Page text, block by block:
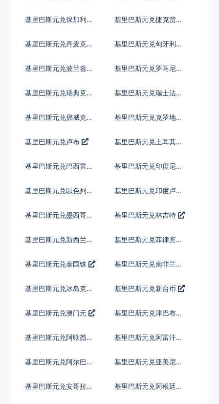
基里巴斯元兑保加利亚
基里巴斯元兑捷克货币
基里巴斯元兑丹麦克朗
基里巴斯元兑匈牙利福
基里巴斯元兑波兰兹罗
基里巴斯元兑罗马尼亚
基里巴斯元兑瑞典克朗 基里巴斯元兑瑞士法郎
基里巴斯元兑挪威克朗
基里巴斯元兑克罗地亚
基里巴斯元兑卢布
基里巴斯元兑土耳其里
基里巴斯元兑巴西雷亚
基里巴斯元兑印度尼西
基里巴斯元兑以色列谢
基里巴斯元兑印度卢比
基里巴斯元兑墨西哥比
基里巴斯元兑林吉特
基里巴斯元兑新西兰元
基里巴斯元兑菲律宾比
基里巴斯元兑泰国铢 基里巴斯元兑南非兰特
基里巴斯元兑冰岛克朗 基里巴斯元兑新台币
基里巴斯元兑澳门元
基里巴斯元兑津巴布韦
基里巴斯元兑阿联酋迪
基里巴斯元兑阿富汗尼
基里巴斯元兑阿尔巴尼
基里巴斯元兑亚美尼亚
基里巴斯元兑安哥拉宽
基里巴斯元兑阿根廷比